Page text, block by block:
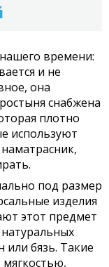
времени:
и не
она
снабжена
плотно
используют
под размер
изделия
этот предмет
или бязь. Такие